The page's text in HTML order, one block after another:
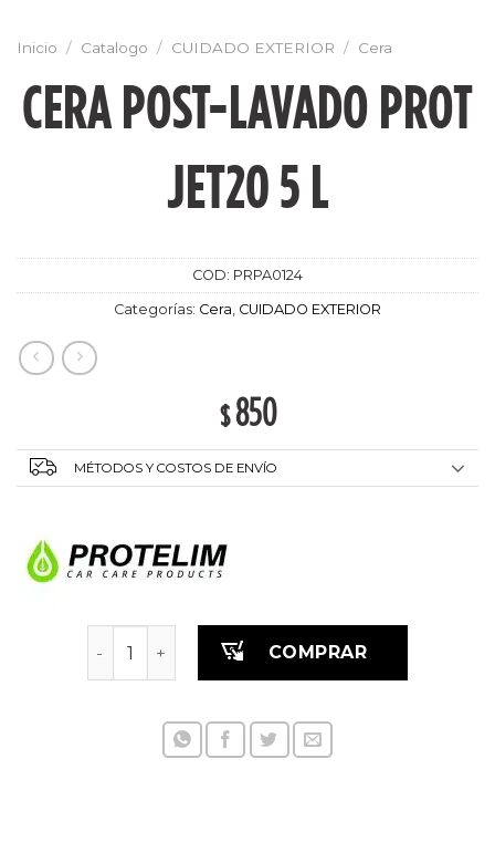
Inicio / Catalogo / CUIDADO EXTERIOR / Cera
CERA POST-LAVADO PROT
JET20 5 L
COD: PRPA0124
Categorías: Cera CUIDADO EXTERIOR
$850
MÉTODOS Y COSTOS DE ENVÍO
CERA POST-LAVADO PROT JET20 5 L cantidad
COMPRAR